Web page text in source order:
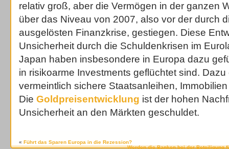
relativ groß, aber die Vermögen in der ganzen
über das Niveau von 2007, also vor der durch
ausgelösten Finanzkrise, gestiegen. Diese
Unsicherheit durch die Schuldenkrisen im
Japan haben insbesondere in Europa dazu
in risikoarme Investments geflüchtet sind.
vermeintlich sichere Staatsanleihen,
Die Goldpreisentwicklung ist der hohen
Unsicherheit an den Märkten geschuldet.
« Führt das Sparen Europa in die Rezession?
Werden die Banken bei der Beteiligung